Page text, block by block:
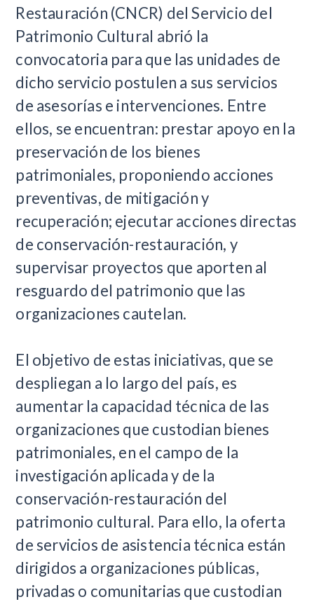
Restauración (CNCR) del Servicio del
Patrimonio Cultural abrió la
convocatoria para que las unidades de
dicho servicio postulen a sus servicios
de asesorías e intervenciones. Entre
ellos, se encuentran: prestar apoyo en la
preservación de los bienes
patrimoniales, proponiendo acciones
preventivas, de mitigación y
recuperación; ejecutar acciones directas
de conservación-restauración, y
supervisar proyectos que aporten al
resguardo del patrimonio que las
organizaciones cautelan.
El objetivo de estas iniciativas, que se
despliegan a lo largo del país, es
aumentar la capacidad técnica de las
organizaciones que custodian bienes
patrimoniales, en el campo de la
investigación aplicada y de la
conservación-restauración del
patrimonio cultural. Para ello, la oferta
de servicios de asistencia técnica están
dirigidos a organizaciones públicas,
privadas o comunitarias que custodian